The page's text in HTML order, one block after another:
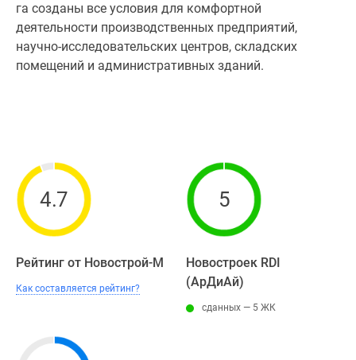
га созданы все условия для комфортной
деятельности производственных предприятий,
научно-исследовательских центров, складских
помещений и административных зданий.
4.7
Рейтинг от Новострой-М
Как составляется рейтинг?
5
Новостроек RDI
(АрДиАй)
сданных — 5 ЖК